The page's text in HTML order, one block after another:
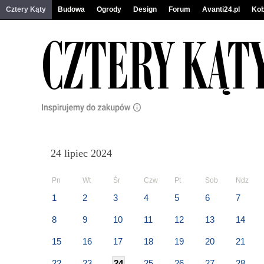
Cztery Kąty Budowa Ogrody Design Forum Avanti24.pl
24 lipiec 2024
Pn Wt Śr Czw Pt Sob Ndz
1 2 3 4 5 6 7
8 9 10 11 12 13 14
15 16 17 18 19 20 21